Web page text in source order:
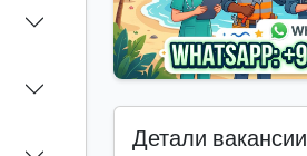
Детали вакансии